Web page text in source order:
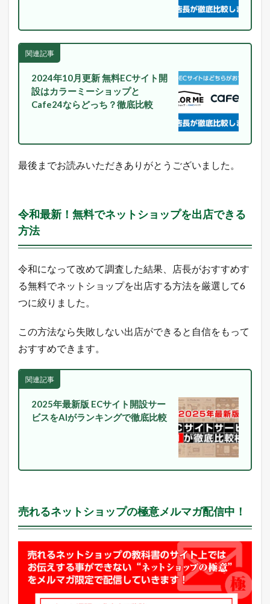
関連記事
2024年10月更新 無料ECサイト開
設はカラーミーショップと
Cafe24ならどっち？徹底比較
最後までお読みいただきありがとうございました。
令和最新！無料でネットショップを出店できる
方法
令和になって改めて調査した結果、店長がおすすめす
る無料でネットショップを出店する方法を厳選して6
つに絞りました。
この方法なら失敗しない出店ができると自信をもって
おすすめできます。
関連記事
2025年最新版 ECサイト開設サー
ビスをAIがランキングで徹底比較
売れるネットショップの極意メルマガ配信中！